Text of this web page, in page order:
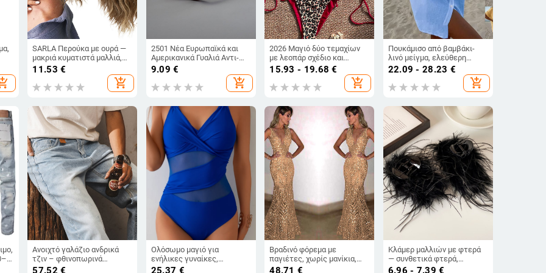
SARLA Περούκα με ουρά —
μακριά κυματιστά μαλλιά,
ίνες υψηλής θερμοκρασίας,
κλιπ σύνδεσης, Μοντέλο
P064
11.53 €
add_shopping_cart
2501 Νέα Ευρωπαϊκά και
Αμερικανικά Γυαλιά Αντι-
Μπλε Φως για Άνδρες και
Γυναίκες Διασυνοριακά
Ρετρό Στρογγυλά Σκελετοί
Ευκρίνειας
9.09 €
add_shopping_cart
2026 Μαγιό δύο τεμαχίων
με λεοπάρ σχέδιο και
χρωματικά μπλοκ,
γυναικείο, στυλ Ευρώπη-
Αμερική, με δέσιμο μπροστά
15.93 - 19.68 €
add_shopping_cart
Πουκάμισο από βαμβάκι-
λινό μείγμα, ελεύθερη
γραμμή, μακριά μανίκια,
μονοχρωμο σχέδιο, στυλ
22.09 - 28.23 €
add_shopping_cart
Ανοιχτό γαλάζιο ανδρικά
τζιν – φθινοπωρινά
παντελόνια με ίσιο κόψιμο,
57.52 €
Ολόσωμο μαγιό για
ενήλικες γυναίκες,
μονόχρωμο, με υψηλή μέση,
25.37 €
Βραδινό φόρεμα με
παγιέτες, χωρίς μανίκια,
βαθύ V-ντεκολτέ, γραμμή
48.71 €
Κλάμερ μαλλιών με φτερά
— συνθετικά φτερά,
χειροποίητο, κλάμερ με
6.96 - 7.39 €